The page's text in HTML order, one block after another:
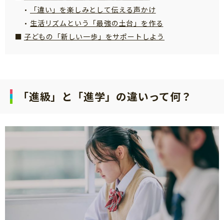
個⼈情報について
お問い合わせ
「違い」を楽しみとして伝える声かけ
生活リズムという「最強の土台」を作る
子どもの「新しい一歩」をサポートしよう
「進級」と「進学」の違いって何？